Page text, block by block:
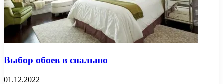
Выбор обоев в спальню
01.12.2022